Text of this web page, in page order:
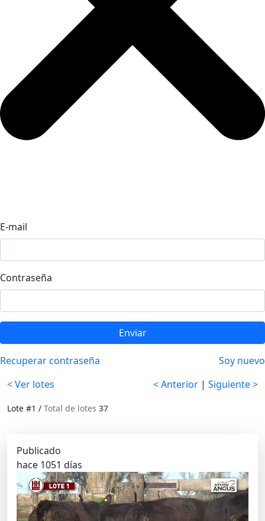
E-mail
Contraseña
Enviar
Recuperar contraseña
Soy nuevo
< Ver lotes
< Anterior | Siguiente >
Lote #1 / Total de lotes 37
Publicado
hace 1051 días